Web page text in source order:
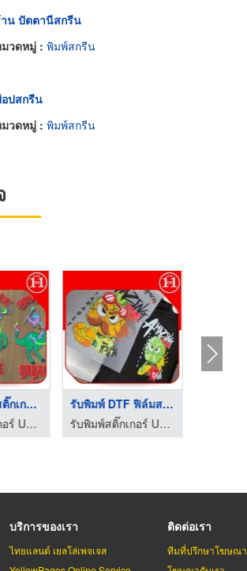
น ปัตตานีสกรีน
วดหมู่ : พิมพ์สกรีน
ปสกรีน
วดหมู่ : พิมพ์สกรีน
โรงงานผลิตสติ๊กเกอร์ ...
รับพิมพ์สติ๊กเกอร์ UV DTF ติดวัสดุผิวเรียบ สกรีนเสื้อรีดร้อน
รับพิมพ์ DTF ฟิล์มสก ...
รับพิมพ์สติ๊กเกอร์ UV DTF ติดวัสดุผิวเรียบ สกรีนเสื้อรีดร้อน
บริการของเรา
ไทยแลนด์ เยลโล่เพจเจส
ติดต่อเรา
ทีมที่ปรึกษาโฆษณา